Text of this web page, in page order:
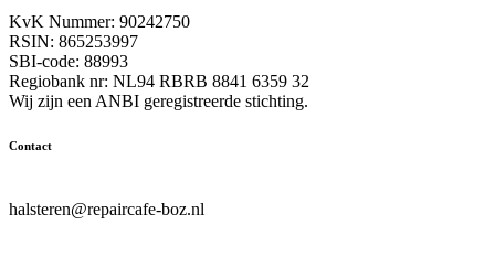
KvK Nummer: 90242750
RSIN: 865253997
SBI-code: 88993
Regiobank nr: NL94 RBRB 8841 6359 32
Wij zijn een ANBI geregistreerde stichting.
Contact
halsteren@repaircafe-boz.nl